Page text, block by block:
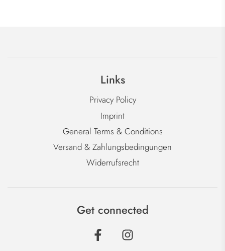
Links
Privacy Policy
Imprint
General Terms & Conditions
Versand & Zahlungsbedingungen
Widerrufsrecht
Get connected